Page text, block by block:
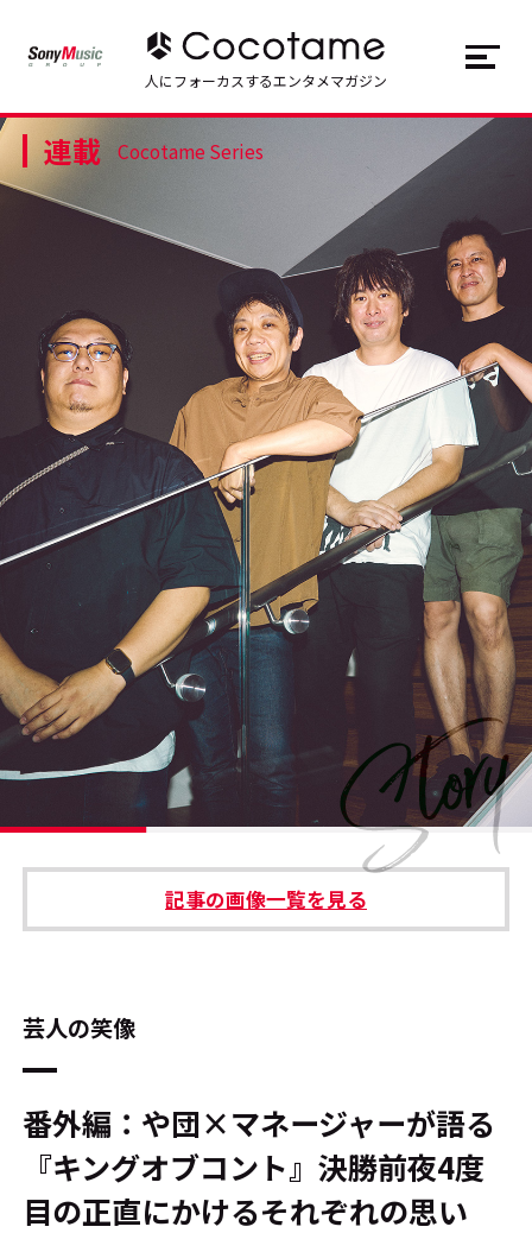
トップ Top
記事一覧
Cocotameとは About
#エンタメ業界のちょっといい話
#サステナブルな取り組み #スタッフが語る
#リクルート
運営会社 プライバシーポリシー
本サイトご利用にあたって Cookie Settings
JP EN
人にフォーカスするエンタメマガジン
連載 Cocotame Series
記事の画像一覧を見る
芸人の笑像
番外編：や団×マネージャーが語る
『キングオブコント』決勝前夜――4度
目の正直にかけるそれぞれの思い